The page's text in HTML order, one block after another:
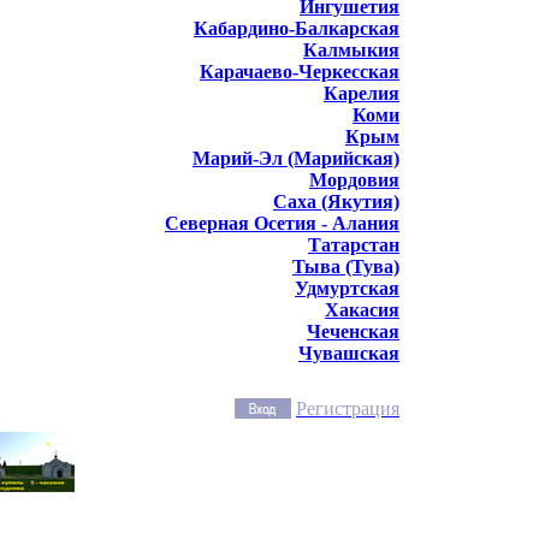
Ингушетия
Кабардино-Балкарская
Калмыкия
Карачаево-Черкесская
Карелия
Коми
Крым
Марий-Эл (Марийская)
Мордовия
Саха (Якутия)
Северная Осетия - Алания
Татарстан
Тыва (Тува)
Удмуртская
Хакасия
Чеченская
Чувашская
Регистрация